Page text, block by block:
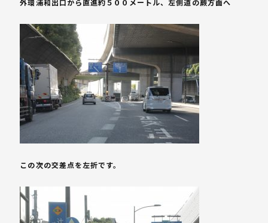
外環浦和出口から直進約５００メートル、左側道の蕨方面へ
この次の交差点を左折です。